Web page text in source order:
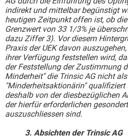
indirekt und mittelbar begünstigt
heutigen Zeitpunkt offen ist, ob
Grenzwert von 33 1/3% je
dazu Ziffer 3). Vor diesem
Praxis der UEK davon
ihrer Verfügung feststellen wird,
der Feststellung der Zustimmung
Minderheit" die Trinsic AG nicht als
"Minderheitsaktionärin" qualifiziert
deshalb von der diesbezüglichen
der hierfür erforderlichen
auszuschliessen sind.
3. Absichten der Trinsic AG